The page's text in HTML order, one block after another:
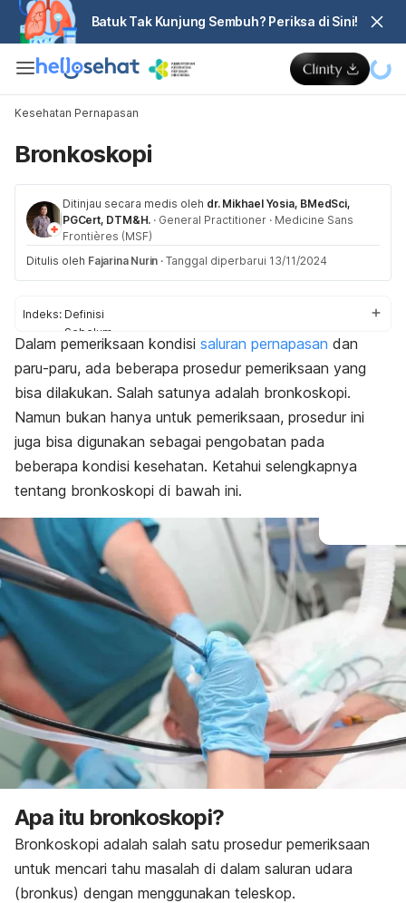
Batuk Tak Kunjung Sembuh? Periksa di Sini!
Kesehatan Pernapasan
Bronkoskopi
Ditinjau secara medis oleh dr. Mikhael Yosia, BMedSci,
PGCert, DTM&H. · General Practitioner · Medicine Sans
Frontières (MSF)
Ditulis oleh Fajarina Nurin · Tanggal diperbarui 13/11/2024
Indeks: Definisi
Sebelum
Proses
Setelah
Hasil
Dalam pemeriksaan kondisi saluran pernapasan dan
paru-paru, ada beberapa prosedur pemeriksaan yang
bisa dilakukan. Salah satunya adalah bronkoskopi.
Namun bukan hanya untuk pemeriksaan, prosedur ini
juga bisa digunakan sebagai pengobatan pada
beberapa kondisi kesehatan. Ketahui selengkapnya
tentang bronkoskopi di bawah ini.
Apa itu bronkoskopi?
Bronkoskopi adalah salah satu prosedur pemeriksaan
untuk mencari tahu masalah di dalam saluran udara
(bronkus) dengan menggunakan teleskop.